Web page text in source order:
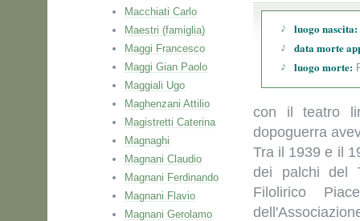
Macchiati Carlo
Maestri (famiglia)
Maggi Francesco
Maggi Gian Paolo
Maggiali Ugo
Maghenzani Attilio
Magistretti Caterina
Magnaghi
Magnani Claudio
Magnani Ferdinando
Magnani Flavio
Magnani Gerolamo
luogo nascita:
data morte
luogo morte:
con il teatro
dopoguerra
Tra il 1939 e il
dei palchi del
Filolirico